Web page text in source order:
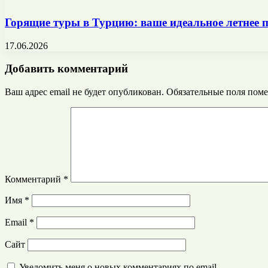
Горящие туры в Турцию: ваше идеальное летнее
17.06.2026
Добавить комментарий
Ваш адрес email не будет опубликован. Обязательные поля
Комментарий *
Имя *
Email *
Сайт